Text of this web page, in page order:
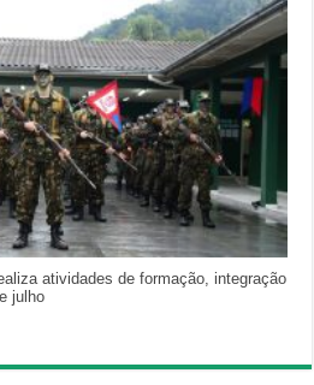
atividades de formação, integração
julho